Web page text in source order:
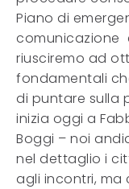
Piano di
comunicazione
riusciremo ad
fondamentali
di puntare sulla
inizia oggi a
Boggi – noi
nel dettaglio i
agli incontri, ma